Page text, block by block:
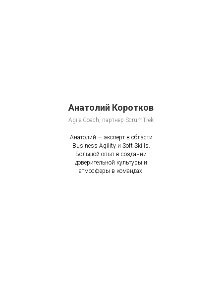
Анатолий Коротков
Agile Coach, партнер ScrumTrek
Анатолий — эксперт в области
Business Agility и Soft Skills.
Большой опыт в создании
доверительной культуры и
атмосферы в командах.